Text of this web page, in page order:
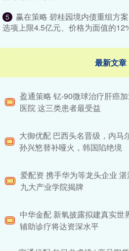
5
赢在策略 碧桂园境内债重组方
选项上限4.5亿元、价格为面值的
最新文章
盈通策略 钇-90微球治疗肝癌
医院 这三类患者最受益
大御优配 巴西头名晋级，内马
孙兴慜替补哑火，韩国陷绝境
爱配资 携手华为等龙头企业
九大产业学院揭牌
中华金配 新氧披露拟建真实世
辅助诊疗将达资深水平